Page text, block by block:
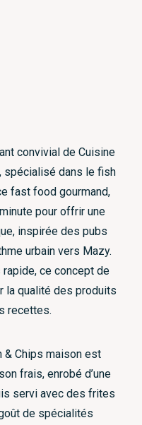
convivial de Cuisine
spécialisé dans le fish
fast food gourmand,
pour offrir une
inspirée des pubs
urbain vers Mazy.
ce concept de
la qualité des produits
recettes.
& Chips maison est
frais, enrobé d’une
servi avec des frites
de spécialités